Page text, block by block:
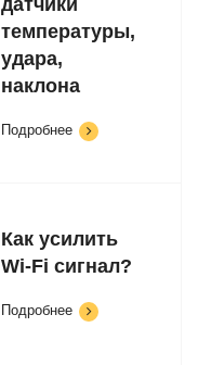
датчики
температуры,
удара,
наклона
Подробнее
Как усилить
Wi-Fi сигнал?
Подробнее